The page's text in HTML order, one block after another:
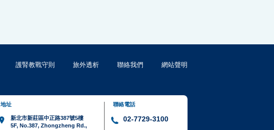
護腎教戰守則 旅外透析 聯絡我們 網站聲明
地址
新北市新莊區中正路387號5樓
5F, No.387, Zhongzheng Rd.,
聯絡電話
02-7729-3100